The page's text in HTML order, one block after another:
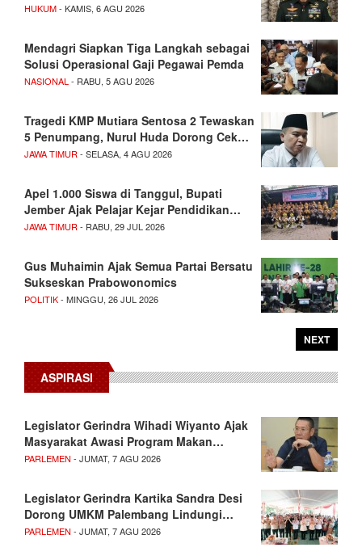
HUKUM- KAMIS, 6 AGU 2026
Mendagri Siapkan Tiga Langkah sebagai
Solusi Operasional Gaji Pegawai Pemda
NASIONAL - RABU, 5 AGU 2026
Tragedi KMP Mutiara Sentosa 2 Tewaskan
5 Penumpang, Nurul Huda Dorong Cek…
JAWA TIMUR - SELASA, 4 AGU 2026
Apel 1.000 Siswa di Tanggul, Bupati
Jember Ajak Pelajar Kejar Pendidikan…
JAWA TIMUR - RABU, 29 JUL 2026
Gus Muhaimin Ajak Semua Partai Bersatu
Sukseskan Prabowonomics
POLITIK- MINGGU, 26 JUL 2026
NEXT
ASPIRASI
Legislator Gerindra Wihadi Wiyanto Ajak
Masyarakat Awasi Program Makan…
PARLEMEN - JUMAT, 7 AGU 2026
Legislator Gerindra Kartika Sandra Desi
Dorong UMKM Palembang Lindungi…
PARLEMEN - JUMAT, 7 AGU 2026